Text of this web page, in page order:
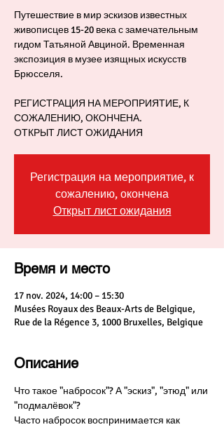
Путешествие в мир эскизов известных
живописцев 15-20 века с замечательным
гидом Татьяной Авциной. Временная
экспозиция в музее изящных искусств
Брюсселя.
РЕГИСТРАЦИЯ НА МЕРОПРИЯТИЕ, К
СОЖАЛЕНИЮ, ОКОНЧЕНА.
ОТКРЫТ ЛИСТ ОЖИДАНИЯ
Регистрация на мероприятие, к
сожалению, окончена
Открыт лист ожидания
Время и место
17 nov. 2024, 14:00 – 15:30
Musées Royaux des Beaux-Arts de Belgique,
Rue de la Régence 3, 1000 Bruxelles, Belgique
Описание
Что такое "набросок"? А "эскиз", "этюд" или
"подмалёвок"?
Часто набросок воспринимается как